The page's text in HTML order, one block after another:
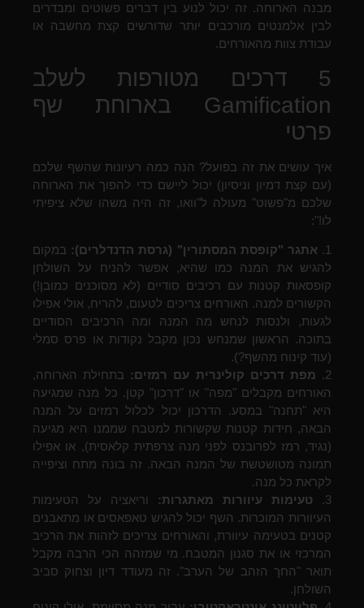
מבנה הארוחה. זה יכול לנוע בין דברים פשוטים ומבדרים
לבין אלמנטים מורכבים יותר שדורשים קצת מחשבה או
עבודת צוות מהאורחים.
5 דרכים מטורפות לשלב
Gamification בארוחת שף
פרטי
איך עושים את זה בפועל? הנה כמה רעיונות שהשף שלכם
(עם קצת דמיון וניסיון) יכול ליישם כדי להפוך את הארוחה
שלכם מ"פשוט" מעולה ל"וואו, זה היה משהו שלא ציפיתי
לו!":
1. אתגר "קופסת המסתורין" (גרסת הדנדלרים): במקום
להגיש את המנה כמו שהיא, אפשר להניח על השולחן
קופסאות קטנות עם רכיבים סודיים (לא מסוכנים כמובן!)
הקשורים למנה. האורחים צריכים לטעום, להריח, אולי אפילו
לגעות, ולנסות לנחש מה המנה ומה הרכיבים הסודיים
בתוכה. הראשון שמנחש נכון מקבל נקודות או פרס סמלי
(עוד קינוח מהשף?).
2.
מפת דרכים קולינרית עם רמזים: בתחילת הארוחה,
האורחים מקבלים "מפה" או "דרכון" קטן. כל מנה שמגיעה
היא "תחנה" במסע. הדרכון יכול לכלול רמזים על המנה
הבאה, חידות קטנות שקשורות למטבח שממנו היא מגיעה
(נגיד, רמז לפרובנס לפני מנה צרפתית קלאסית), או אפילו
תמונה מטושטשת של המנה הבאה. זה בונה מתח וציפייה
לקראת כל מנה.
3.
טעימות עיוורות מאתגרות:
וריאציה על הטעימות
העיוורות המוכרות. השף יכול להגיש טאפאסים או מתאבנים
קטנים בטעימה עיוורת, והאורחים צריכים לזהות את הרכיב
המרכזי או את סגנון המטבח. מי שמזהה הכי הרבה מקבל
תואר "החך הזהב של הערב". זה מעודד דיון וצחוק סביב
השולחן.